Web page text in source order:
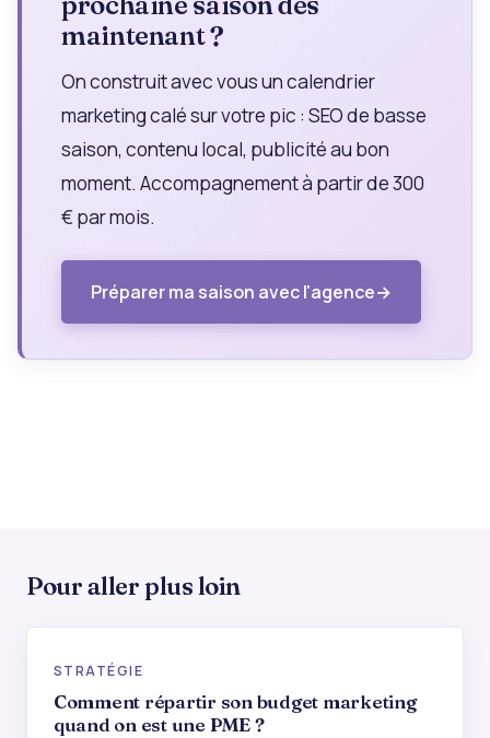
maintenant ?
On construit avec vous un calendrier
marketing calé sur votre pic : SEO de basse
saison, contenu local, publicité au bon
moment. Accompagnement à partir de 300
€ par mois.
Préparer ma saison avec l'agence
Pour aller plus loin
STRATÉGIE
Comment répartir son budget marketing
quand on est une PME ?